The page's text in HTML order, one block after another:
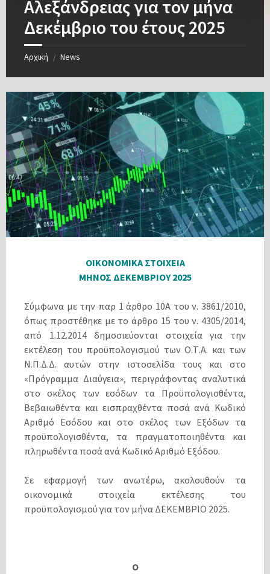
Αλεξάνδρειας για τον μήνα
Δεκέμβριο του έτους 2025
Αρχική / News
ΟΙΚΟΝΟΜΙΚΑ ΣΤΟΙΧΕΙΑ
ΜΗΝΟΣ ΔΕΚΕΜΒΡΙΟΥ 2025
Σύμφωνα με την παρ 1 άρθρο 10Α του ν. 3861/2010,
όπως προστέθηκε με το άρθρο 15 του ν. 4305/2014,
από 1.12.2014 δημοσιεύονται στοιχεία για την
εκτέλεση του προϋπολογισμού των Ο.Τ.Α. και των
Ν.Π.Δ.Δ. αυτών στην ιστοσελίδα τους και στο
«Πρόγραμμα Διαύγεια», περιγράφοντας αναλυτικά
στο σκέλος των εσόδων τα Προϋπολογισθέντα,
Βεβαιωθέντα και εισπραχθέντα ποσά ανά Κωδικό
Αριθμό Εσόδου και στο σκέλος των Εξόδων τα
προϋπολογισθέντα, τα πραγματοποιηθέντα και
πληρωθέντα ποσά ανά Κωδικό Αριθμό Εξόδου.
Σε εφαρμογή των ανωτέρω, ακολουθούν τα
οικονομικά στοιχεία εκτέλεσης του
προϋπολογισμού για τον μήνα ΔΕΚΕΜΒΡΙΟ 2025.
Ο